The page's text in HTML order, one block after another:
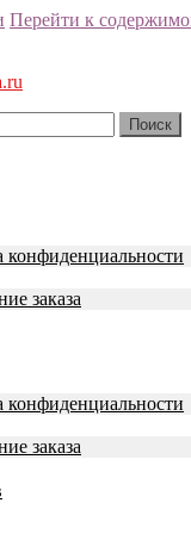
Перейти к
конфиденциальности
заказа
конфиденциальности
заказа